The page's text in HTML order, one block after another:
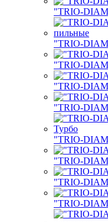
"TRIO-
"TRIO-
"TRIO-
"TRIO-
"TRIO-
"TRIO-
"TRIO-
"TRIO-
"TRIO-